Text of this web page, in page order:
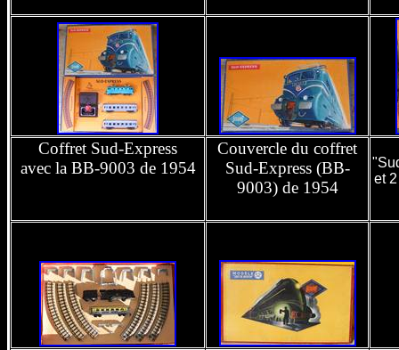
Coffret Sud-Express
avec la BB-9003 de 1954
Couvercle du coffret
Sud-Express (BB-
9003) de 1954
et